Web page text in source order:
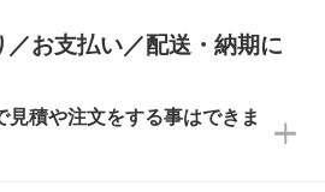
お支払い／配送・納期に
見積や注文をする事はできま